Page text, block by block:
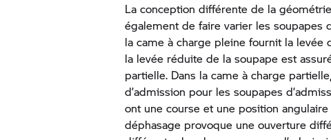
La conception différente de la
également de faire varier les soupapes
la came à charge pleine fournit la levée
la levée réduite de la soupape est
partielle. Dans la came à charge
d’admission pour les soupapes
ont une course et une position
déphasage provoque une ouverture